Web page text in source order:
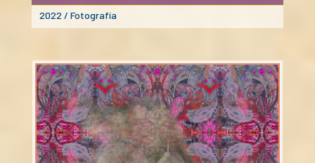
2022 / Fotografía